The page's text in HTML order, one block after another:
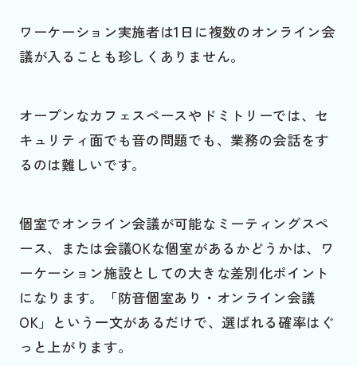
ワーケーション実施者は1日に複数のオンライン会
議が入ることも珍しくありません。
オープンなカフェスペースやドミトリーでは、セ
キュリティ面でも音の問題でも、業務の会話をす
るのは難しいです。
個室でオンライン会議が可能なミーティングスペ
ース、または会議OKな個室があるかどうかは、ワ
ーケーション施設としての大きな差別化ポイント
になります。「防音個室あり・オンライン会議
OK」という一文があるだけで、選ばれる確率はぐ
っと上がります。